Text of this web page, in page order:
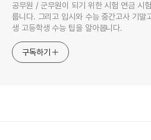
공무원 / 군무원이 되기 위한 시험 연금 시
룹니다. 그리고 입시와 수능 중간고사 기말
생 고등학생 수능 팁을 알아봅니다.
구독하기